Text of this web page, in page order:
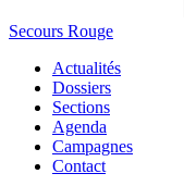
Secours Rouge
Actualités
Dossiers
Sections
Agenda
Campagnes
Contact